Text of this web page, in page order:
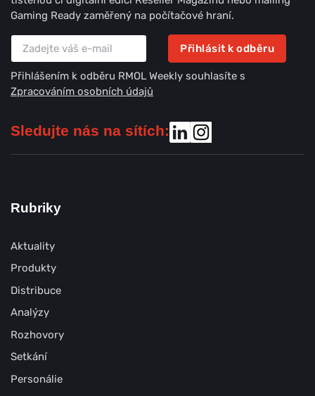
Gaming Ready zaměřený na počítačové hraní.
Přihlásit k odběru
Přihlášením k odběru RMOL Weekly souhlasíte s
Zpracováním osobních údajů
Sledujte nás na sítích:
Rubriky
Aktuality
Produkty
Distribuce
Analýzy
Rozhovory
Setkání
Personálie